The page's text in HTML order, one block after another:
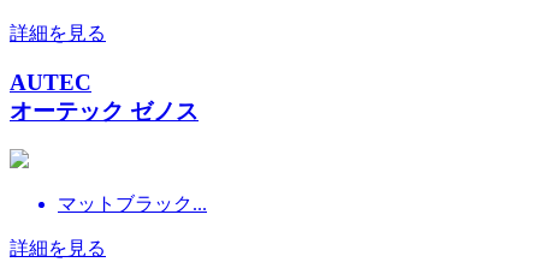
詳細を見る
AUTEC
オーテック ゼノス
マットブラック...
詳細を見る